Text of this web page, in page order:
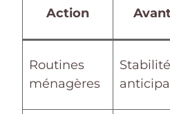
Action
Routines
ménagères